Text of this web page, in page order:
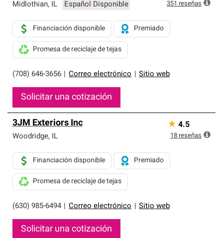
Midlothian, IL Español Disponible
(708) 646-3656 Correo electrónico Sitio web
Financiación disponible Premiado
Promesa de reciclaje de tejas
Solicitar una cotización
351 reseñas
3JM Exteriors Inc
Woodridge, IL
(630) 985-6494 Correo electrónico Sitio web
Financiación disponible Premiado
Promesa de reciclaje de tejas
Solicitar una cotización
★ 4.5
18 reseñas